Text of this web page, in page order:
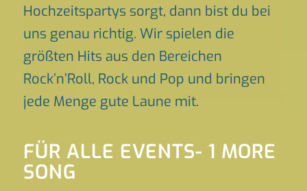
Hochzeitspartys sorgt, dann bist du bei
uns genau richtig. Wir spielen die
größten Hits aus den Bereichen
Rock’n’Roll, Rock und Pop und bringen
jede Menge gute Laune mit.
FÜR ALLE EVENTS- 1 MORE
SONG